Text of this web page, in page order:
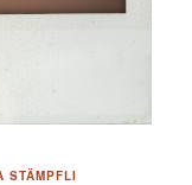
STÄMPFLI